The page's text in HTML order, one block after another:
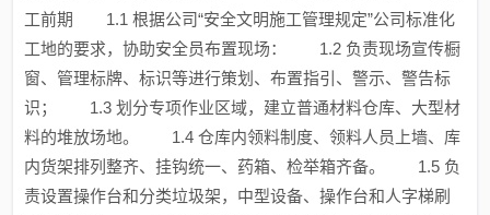
工前期 1.1 根据公司“安全文明施工管理规定”公司标准化
工地的要求，协助安全员布置现场： 1.2 负责现场宣传橱
窗、管理标牌、标识等进行策划、布置指引、警示、警告标
识； 1.3 划分专项作业区域，建立普通材料仓库、大型材
料的堆放场地。 1.4 仓库内领料制度、领料人员上墙、库
内货架排列整齐、挂钩统一、药箱、检举箱齐备。 1.5 负
责设置操作台和分类垃圾架，中型设备、操作台和人字梯刷